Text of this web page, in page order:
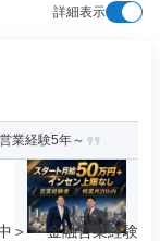
詳細表示
業経験5年～
＞ ・金融営業経験